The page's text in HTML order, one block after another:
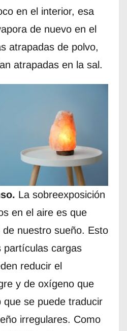
en el interior, esa
de nuevo en el
atrapadas de polvo,
atrapadas en la sal.
La sobreexposición
en el aire es que
nuestro sueño. Esto
partículas cargas
reducir el
y de oxígeno que
que se puede traducir
irregulares. Como